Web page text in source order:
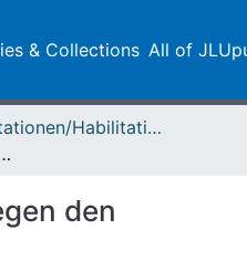
& Collections All of
Dissertationen/Habilitationen
durch Hemmung der Glykogen-Synthase-Kinase-3beta
den